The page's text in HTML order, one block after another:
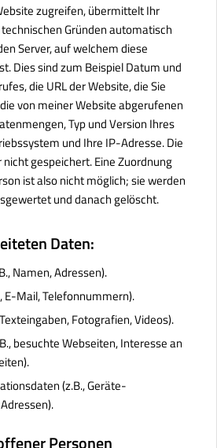
zugreifen, übermittelt Ihr
Gründen automatisch
Server, auf welchem diese
Dies sind zum Beispiel Datum und
die URL der Website, die Sie
von meiner Website abgerufenen
Typ und Version Ihres
und Ihre IP-Adresse. Die
gespeichert. Eine Zuordnung
ist also nicht möglich; sie werden
und danach gelöscht.
Daten:
Namen, Adressen).
E-Mail, Telefonnummern).
Fotografien, Videos).
besuchte Webseiten, Interesse an
(z.B., Geräte-
Personen